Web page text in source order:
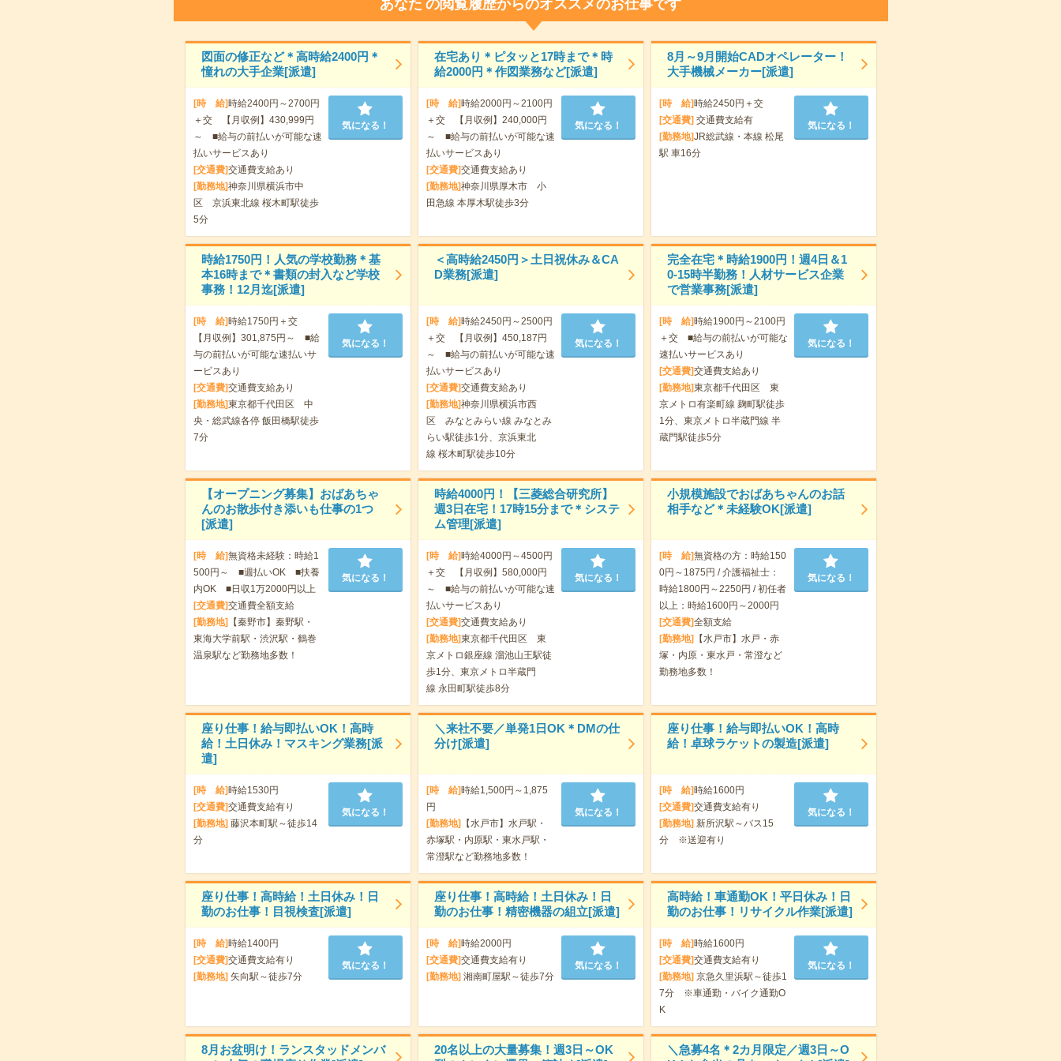
あなた の閲覧履歴からのオススメのお仕事です
図面の修正など＊高時給2400円＊
憧れの大手企業[派遣]
[時 給]時給2400円～2700円
＋交 【月収例】430,999円
～ ■給与の前払いが可能な速
払いサービスあり
[交通費]交通費支給あり
[勤務地]神奈川県横浜市中
区 京浜東北線 桜木町駅徒歩
5分
気になる！
在宅あり＊ピタッと17時まで＊時
給2000円＊作図業務など[派遣]
[時 給]時給2000円～2100円
＋交 【月収例】240,000円
～ ■給与の前払いが可能な速
払いサービスあり
[交通費]交通費支給あり
[勤務地]神奈川県厚木市 小
田急線 本厚木駅徒歩3分
気になる！
8月～9月開始CADオペレーター！
大手機械メーカー[派遣]
[時 給]時給2450円＋交
[交通費] 交通費支給有
[勤務地]JR総武線・本線 松尾
駅 車16分
気になる！
時給1750円！人気の学校勤務＊基
本16時まで＊書類の封入など学校
事務！12月迄[派遣]
[時 給]時給1750円＋交
【月収例】301,875円～ ■給
与の前払いが可能な速払いサ
ービスあり
[交通費]交通費支給あり
[勤務地]東京都千代田区 中
央・総武線各停 飯田橋駅徒歩
7分
気になる！
＜高時給2450円＞土日祝休み＆CA
D業務[派遣]
[時 給]時給2450円～2500円
＋交 【月収例】450,187円
～ ■給与の前払いが可能な速
払いサービスあり
[交通費]交通費支給あり
[勤務地]神奈川県横浜市西
区 みなとみらい線 みなとみ
らい駅徒歩1分、京浜東北
線 桜木町駅徒歩10分
気になる！
完全在宅＊時給1900円！週4日＆1
0-15時半勤務！人材サービス企業
で営業事務[派遣]
[時 給]時給1900円～2100円
＋交 ■給与の前払いが可能な
速払いサービスあり
[交通費]交通費支給あり
[勤務地]東京都千代田区 東
京メトロ有楽町線 麹町駅徒歩
1分、東京メトロ半蔵門線 半
蔵門駅徒歩5分
気になる！
【オープニング募集】おばあちゃ
んのお散歩付き添いも仕事の1つ
[派遣]
[時 給]無資格未経験：時給1
500円～ ■週払いOK ■扶養
内OK ■日収1万2000円以上
[交通費]交通費全額支給
[勤務地]
【秦野市】秦野駅・
東海大学前駅・渋沢駅・鶴巻
温泉駅など勤務地多数！
気になる！
時給4000円！【三菱総合研究所】
週3日在宅！17時15分まで＊システ
ム管理[派遣]
[時 給]時給4000円～4500円
＋交 【月収例】580,000円
～ ■給与の前払いが可能な速
払いサービスあり
[交通費]交通費支給あり
[勤務地]東京都千代田区 東
京メトロ銀座線 溜池山王駅徒
歩1分、東京メトロ半蔵門
線 永田町駅徒歩8分
気になる！
小規模施設でおばあちゃんのお話
相手など＊未経験OK[派遣]
[時 給]無資格の方：時給150
0円～1875円 / 介護福祉士：
時給1800円～2250円 / 初任者
以上：時給1600円～2000円
[交通費]全額支給
[勤務地]
【水戸市】水戸・赤
塚・内原・東水戸・常澄など
勤務地多数！
気になる！
座り仕事！給与即払いOK！高時
給！土日休み！マスキング業務[派
遣]
[時 給]時給1530円
[交通費]交通費支給有り
[勤務地] 藤沢本町駅～徒歩14
分
気になる！
＼来社不要／単発1日OK＊DMの仕
分け[派遣]
[時 給]時給1,500円～1,875
円
[勤務地]
【水戸市】水戸駅・
赤塚駅・内原駅・東水戸駅・
常澄駅など勤務地多数！
気になる！
座り仕事！給与即払いOK！高時
給！卓球ラケットの製造[派遣]
[時 給]時給1600円
[交通費]交通費支給有り
[勤務地] 新所沢駅～バス15
分 ※送迎有り
気になる！
座り仕事！高時給！土日休み！日
勤のお仕事！目視検査[派遣]
[時 給]時給1400円
[交通費]交通費支給有り
[勤務地] 矢向駅～徒歩7分
気になる！
座り仕事！高時給！土日休み！日
勤のお仕事！精密機器の組立[派遣]
[時 給]時給2000円
[交通費]交通費支給有り
[勤務地] 湘南町屋駅～徒歩7分
気になる！
高時給！車通勤OK！平日休み！日
勤のお仕事！リサイクル作業[派遣]
[時 給]時給1600円
[交通費]交通費支給有り
[勤務地] 京急久里浜駅～徒歩1
7分 ※車通勤・バイク通勤O
K
気になる！
8月お盆明け！ランスタッドメンバ
20名以上の大量募集！週3日～OK
＼急募4名＊2カ月限定／週3日～O